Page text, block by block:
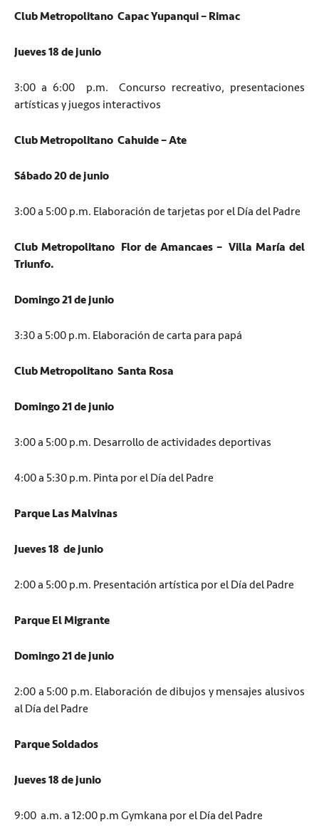
Club Metropolitano Capac Yupanqui – Rimac
Jueves 18 de junio
3:00 a 6:00 p.m. Concurso recreativo, presentaciones
artísticas y juegos interactivos
Club Metropolitano Cahuide – Ate
Sábado 20 de junio
3:00 a 5:00 p.m. Elaboración de tarjetas por el Día del Padre
Club Metropolitano Flor de Amancaes – Villa María del
Triunfo.
Domingo 21 de junio
3:30 a 5:00 p.m. Elaboración de carta para papá
Club Metropolitano Santa Rosa
Domingo 21 de junio
3:00 a 5:00 p.m. Desarrollo de actividades deportivas
4:00 a 5:30 p.m. Pinta por el Día del Padre
Parque Las Malvinas
Jueves 18 de junio
2:00 a 5:00 p.m. Presentación artística por el Día del Padre
Parque El Migrante
Domingo 21 de junio
2:00 a 5:00 p.m. Elaboración de dibujos y mensajes alusivos
al Día del Padre
Parque Soldados
Jueves 18 de junio
9:00 a.m. a 12:00 p.m Gymkana por el Día del Padre